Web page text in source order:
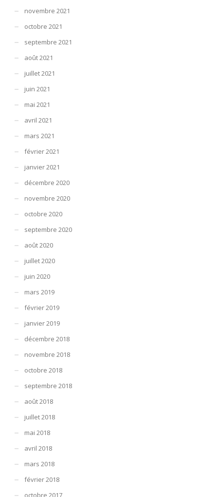
novembre 2021
octobre 2021
septembre 2021
août 2021
juillet 2021
juin 2021
mai 2021
avril 2021
mars 2021
février 2021
janvier 2021
décembre 2020
novembre 2020
octobre 2020
septembre 2020
août 2020
juillet 2020
juin 2020
mars 2019
février 2019
janvier 2019
décembre 2018
novembre 2018
octobre 2018
septembre 2018
août 2018
juillet 2018
mai 2018
avril 2018
mars 2018
février 2018
octobre 2017